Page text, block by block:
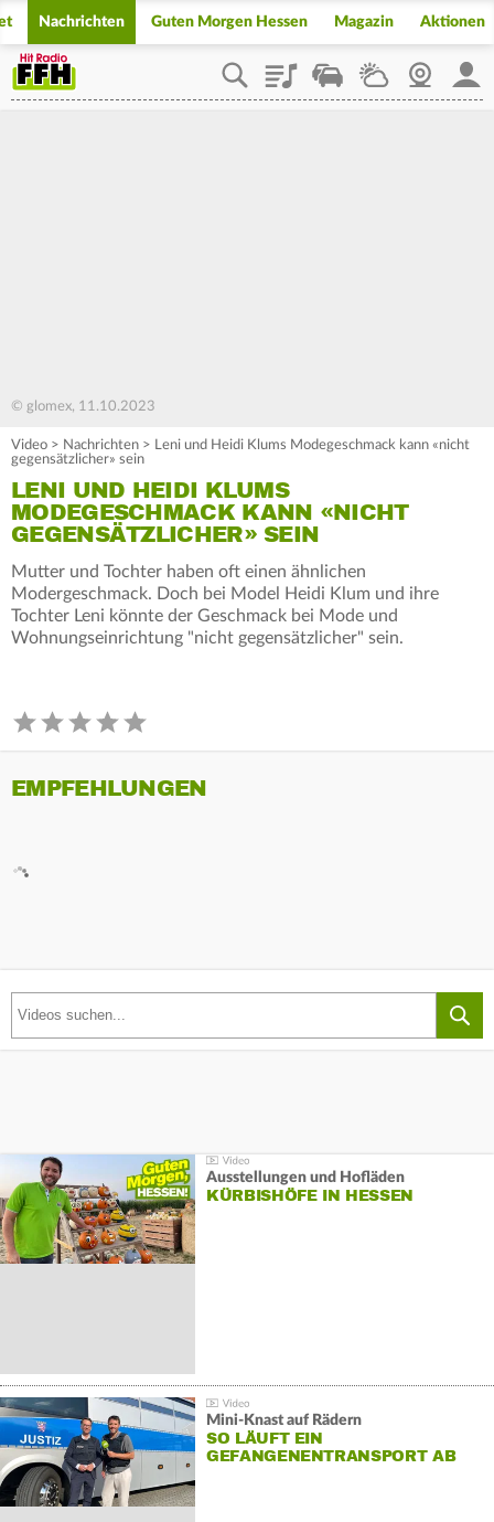
Nachrichten Guten Morgen Hessen Magazin Aktionen
PlaylistStaupilotWetterWebcam
© glomex, 11.10.2023
Video > Nachrichten > Leni und Heidi Klums Modegeschmack kann «nicht
gegensätzlicher» sein
LENI UND HEIDI KLUMS
MODEGESCHMACK KANN «NICHT
GEGENSÄTZLICHER» SEIN
Mutter und Tochter haben oft einen ähnlichen
Modergeschmack. Doch bei Model Heidi Klum und ihre
Tochter Leni könnte der Geschmack bei Mode und
Wohnungseinrichtung "nicht gegensätzlicher" sein.
EMPFEHLUNGEN
Ausstellungen und Hofläden
KÜRBISHÖFE IN HESSEN
Mini-Knast auf Rädern
SO LÄUFT EIN
GEFANGENENTRANSPORT AB